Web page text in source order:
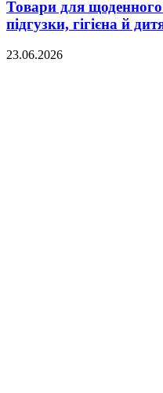
Товари для
підгузки, гігієна й
23.06.2026